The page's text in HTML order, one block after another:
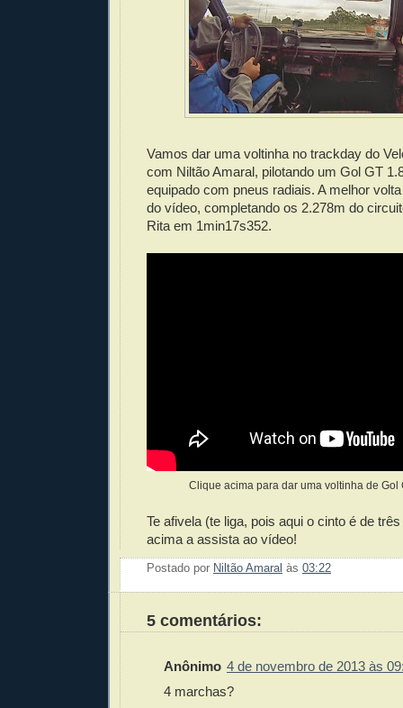
Vamos dar uma voltinha no trackday do
com Niltão Amaral, pilotando um Gol GT
equipado com pneus radiais. A melhor
do vídeo, completando os 2.278m do
Rita em 1min17s352.
Clique acima para dar uma voltinha de Gol
Te afivela (te liga, pois aqui o cinto é de
acima a assista ao vídeo!
Postado por Niltão Amaral às 03:22
5 comentários:
Anônimo 4 de novembro de 2013 às
4 marchas?